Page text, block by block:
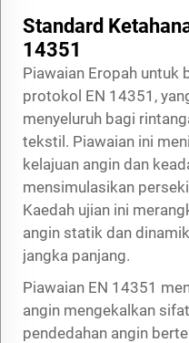
Standard
14351
Piawaian Eropah untuk
protokol EN 14351,
menyeluruh bagi
tekstil. Piawaian ini
kelajuan angin dan
mensimulasikan
Kaedah ujian ini
angin statik dan
jangka panjang.
Piawaian EN 14351
angin mengekalkan
pendedahan angin